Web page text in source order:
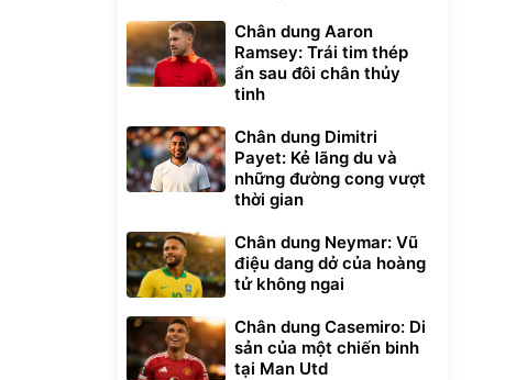
Chân dung Aaron
Ramsey: Trái tim thép
ẩn sau đôi chân thủy
tinh
Chân dung Dimitri
Payet: Kẻ lãng du và
những đường cong vượt
thời gian
Chân dung Neymar: Vũ
điệu dang dở của hoàng
tử không ngai
Chân dung Casemiro: Di
sản của một chiến binh
tại Man Utd